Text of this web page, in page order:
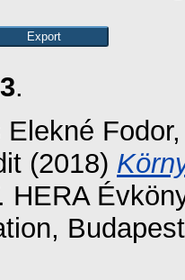
3.
Elekné
(2018)
HERA